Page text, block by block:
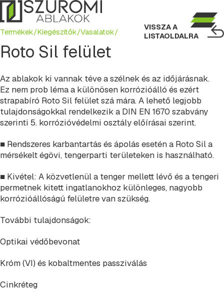
Termékek/Kiegészítők/Vasalatok/
VISSZA A
LISTAOLDALRA
Roto Sil felület
Az ablakok ki vannak téve a szélnek és az időjárásnak.
Ez nem prob léma a különösen korrózióálló és ezért
strapabíró Roto Sil felület szá mára. A lehető legjobb
tulajdonságokkal rendelkezik a DIN EN 1670 szabvány
szerinti 5. korrózióvédelmi osztály előírásai szerint.
■ Rendszeres karbantartás és ápolás esetén a Roto Sil a
mérsékelt égövi, tengerparti területeken is használható.
■ Kivétel: A közvetlenül a tenger mellett lévő és a tengeri
permetnek kitett ingatlanokhoz különleges, nagyobb
korrózióállóságú felületre van szükség.
További tulajdonságok:
Optikai védőbevonat
Króm (VI) és kobaltmentes passziválás
Cinkréteg